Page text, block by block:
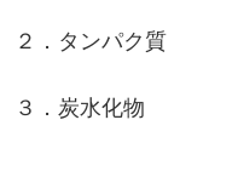
２．タンパク質
３．炭水化物